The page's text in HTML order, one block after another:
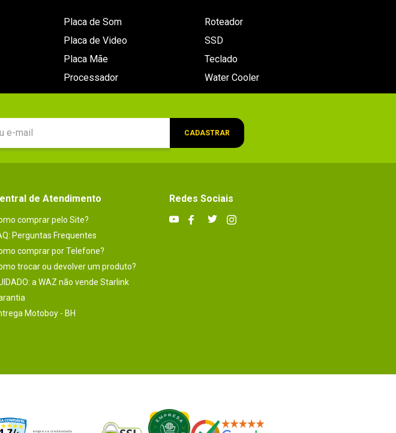
Placa de Som
Placa de Video
Placa Mãe
Processador
Roteador
SSD
Teclado
Water Cooler
CADASTRAR
de Atendimento
comprar pelo Site?
Perguntas Frequentes
comprar por Telefone?
trocar ou devolver um produto?
a WAZ não vende Starlink
Motoboy - BH
Redes Sociais